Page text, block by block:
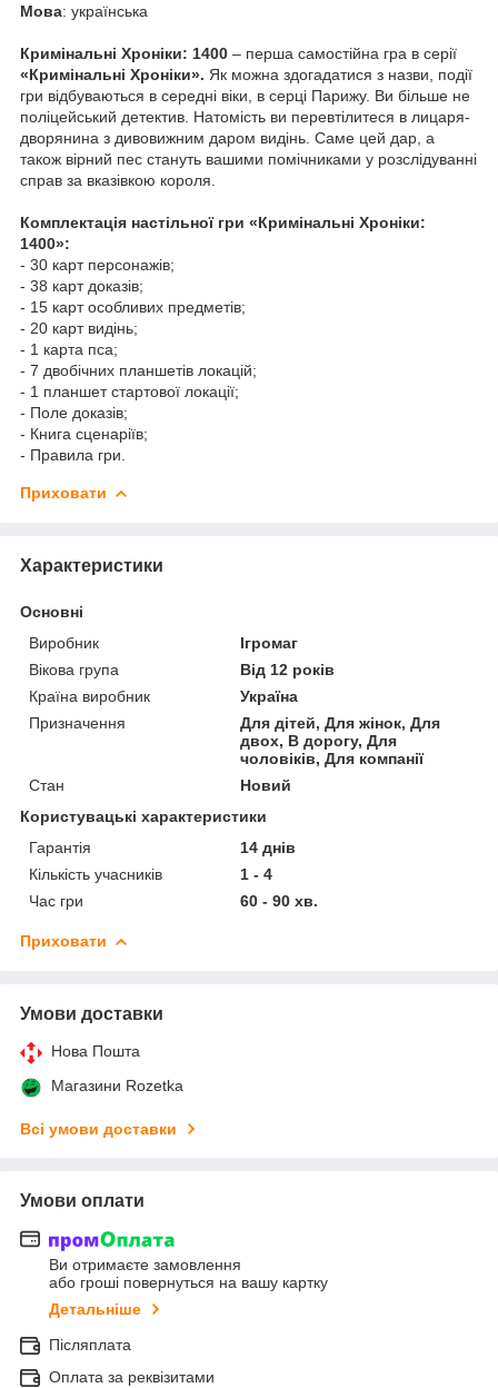
Мова: українська
Кримінальні Хроніки: 1400 – перша самостійна гра в серії
«Кримінальні Хроніки». Як можна здогадатися з назви, події
гри відбуваються в середні віки, в серці Парижу. Ви більше не
поліцейський детектив. Натомість ви перевтілитеся в лицаря-
дворянина з дивовижним даром видінь. Саме цей дар, а
також вірний пес стануть вашими помічниками у розслідуванні
справ за вказівкою короля.
Комплектація настільної гри «Кримінальні Хроніки:
1400»:
- 30 карт персонажів;
- 38 карт доказів;
- 15 карт особливих предметів;
- 20 карт видінь;
- 1 карта пса;
- 7 двобічних планшетів локацій;
- 1 планшет стартової локації;
- Поле доказів;
- Книга сценаріїв;
- Правила гри.
Приховати
Характеристики
Основні
Виробник
Ігромаг
Вікова група
Від 12 років
Країна виробник
Україна
Призначення
Для дітей, Для жінок, Для
двох, В дорогу, Для
чоловіків, Для компанії
Стан
Новий
Користувацькі характеристики
Гарантія
14 днів
Кількість учасників
1 - 4
Час гри
60 - 90 хв.
Приховати
Умови доставки
Нова Пошта
Магазини Rozetka
Всі умови доставки
Умови оплати
Ви отримаєте замовлення
або гроші повернуться на вашу картку
Детальніше
Післяплата
Оплата за реквізитами